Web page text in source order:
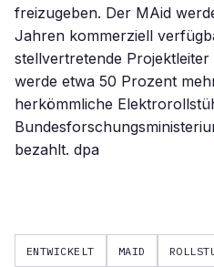
freizugeben. Der MAid
Jahren kommerziell
stellvertretende
werde etwa 50 Prozent
herkömmliche
bezahlt. dpa
ENTWICKELT MAID